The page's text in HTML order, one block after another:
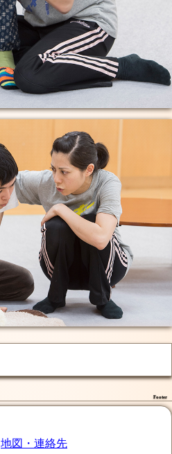
Footer
地図・連絡先